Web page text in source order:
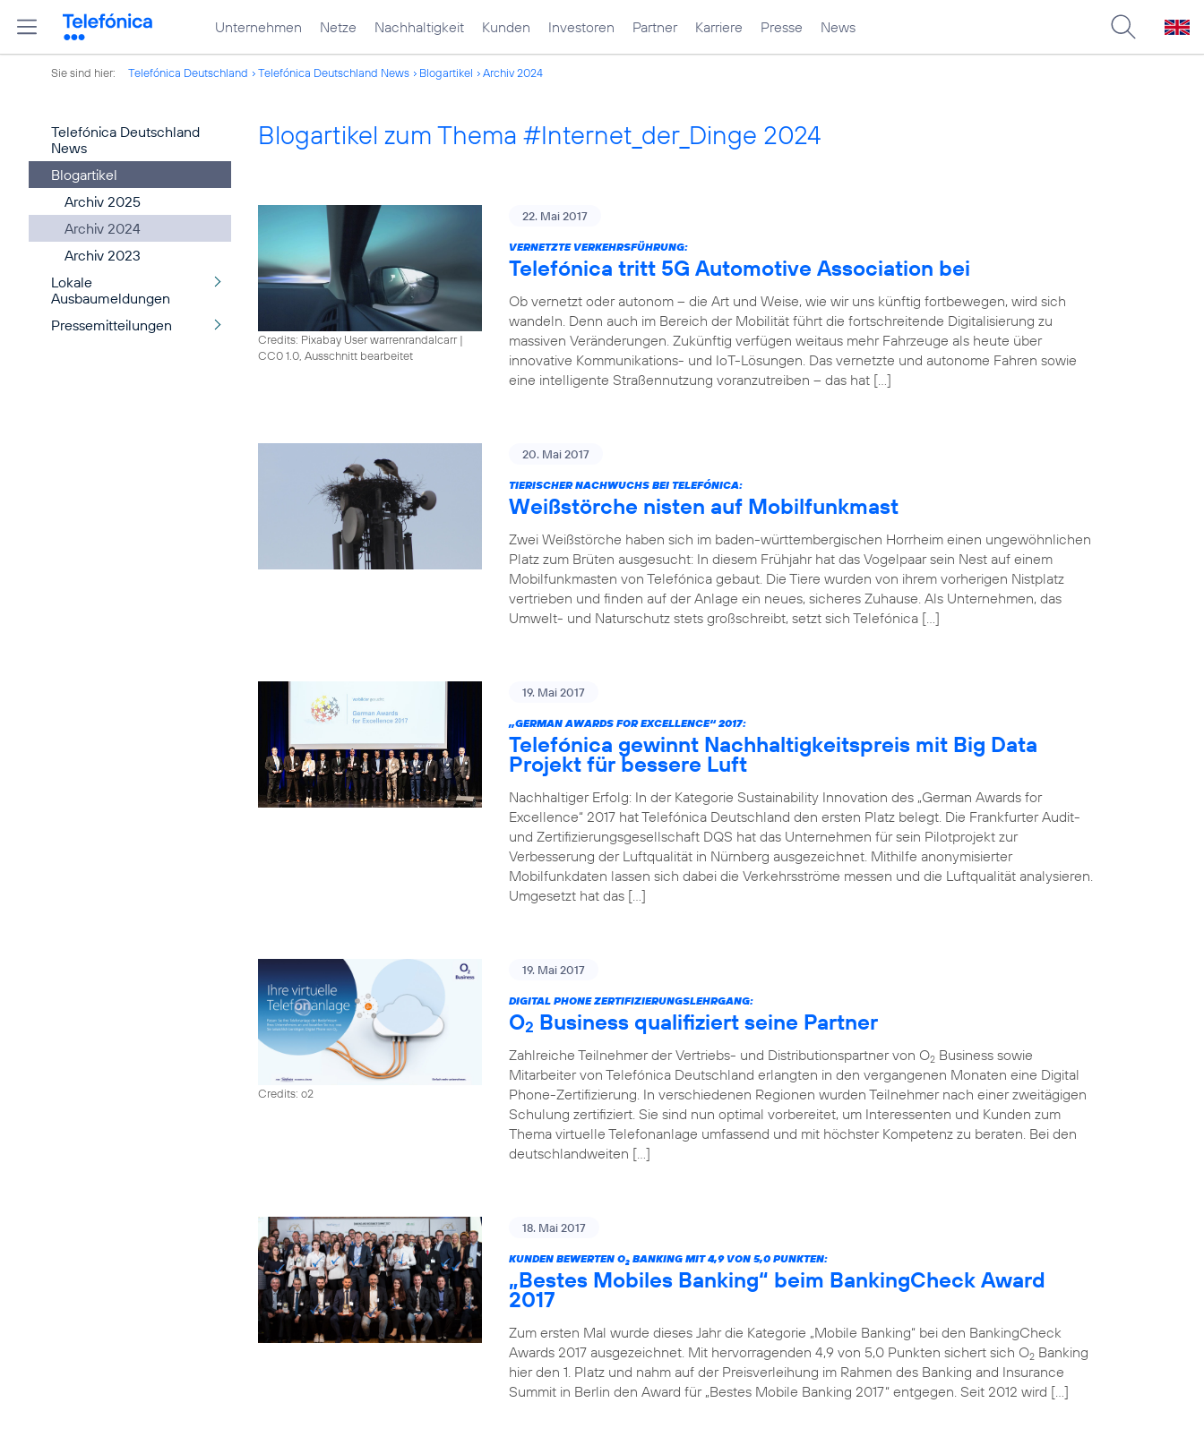
Unternehmen Netze Nachhaltigkeit Kunden Investoren Partner Karriere Presse News
Sie sind hier: Telefónica Deutschland Telefónica Deutschland News Blogartikel Archiv 2024
Telefónica Deutschland
News
Blogartikel
Archiv 2025
Archiv 2024
Archiv 2023
Lokale
Ausbaumeldungen
Pressemitteilungen
Blogartikel zum Thema #Internet_der_Dinge 2024
Credits: Pixabay User warrenrandalcarr|
CC0 1.0, Ausschnitt bearbeitet
22. Mai 2017
VERNETZTE VERKEHRSFÜHRUNG:
Telefónica tritt 5G Automotive Association bei
Ob vernetzt oder autonom – die Art und Weise, wie wir uns künftig fortbewegen, wird sich
wandeln. Denn auch im Bereich der Mobilität führt die fortschreitende Digitalisierung zu
massiven Veränderungen. Zukünftig verfügen weitaus mehr Fahrzeuge als heute über
innovative Kommunikations- und IoT-Lösungen. Das vernetzte und autonome Fahren sowie
eine intelligente Straßennutzung voranzutreiben – das hat […]
20. Mai 2017
TIERISCHER NACHWUCHS BEI TELEFÓNICA:
Weißstörche nisten auf Mobilfunkmast
Zwei Weißstörche haben sich im baden-württembergischen Horrheim einen ungewöhnlichen
Platz zum Brüten ausgesucht: In diesem Frühjahr hat das Vogelpaar sein Nest auf einem
Mobilfunkmasten von Telefónica gebaut. Die Tiere wurden von ihrem vorherigen Nistplatz
vertrieben und finden auf der Anlage ein neues, sicheres Zuhause. Als Unternehmen, das
Umwelt- und Naturschutz stets großschreibt, setzt sich Telefónica […]
19. Mai 2017
„GERMAN AWARDS FOR EXCELLENCE“ 2017:
Telefónica gewinnt Nachhaltigkeitspreis mit Big Data
Projekt für bessere Luft
Nachhaltiger Erfolg: In der Kategorie Sustainability Innovation des „German Awards for
Excellence“ 2017 hat Telefónica Deutschland den ersten Platz belegt. Die Frankfurter Audit-
und Zertifizierungsgesellschaft DQS hat das Unternehmen für sein Pilotprojekt zur
Verbesserung der Luftqualität in Nürnberg ausgezeichnet. Mithilfe anonymisierter
Mobilfunkdaten lassen sich dabei die Verkehrsströme messen und die Luftqualität analysieren.
Umgesetzt hat das […]
Credits: o2
19. Mai 2017
DIGITAL PHONE ZERTIFIZIERUNGSLEHRGANG:
O2 Business qualifiziert seine Partner
Zahlreiche Teilnehmer der Vertriebs- und Distributionspartner von O2 Business sowie
Mitarbeiter von Telefónica Deutschland erlangten in den vergangenen Monaten eine Digital
Phone-Zertifizierung. In verschiedenen Regionen wurden Teilnehmer nach einer zweitägigen
Schulung zertifiziert. Sie sind nun optimal vorbereitet, um Interessenten und Kunden zum
Thema virtuelle Telefonanlage umfassend und mit höchster Kompetenz zu beraten. Bei den
deutschlandweiten […]
18. Mai 2017
KUNDEN BEWERTEN O2 BANKING MIT 4,9 VON 5,0 PUNKTEN:
„Bestes Mobiles Banking“ beim BankingCheck Award
2017
Zum ersten Mal wurde dieses Jahr die Kategorie „Mobile Banking“ bei den BankingCheck
Awards 2017 ausgezeichnet. Mit hervorragenden 4,9 von 5,0 Punkten sichert sich O2 Banking
hier den 1. Platz und nahm auf der Preisverleihung im Rahmen des Banking and Insurance
Summit in Berlin den Award für „Bestes Mobile Banking 2017“ entgegen. Seit 2012 wird […]